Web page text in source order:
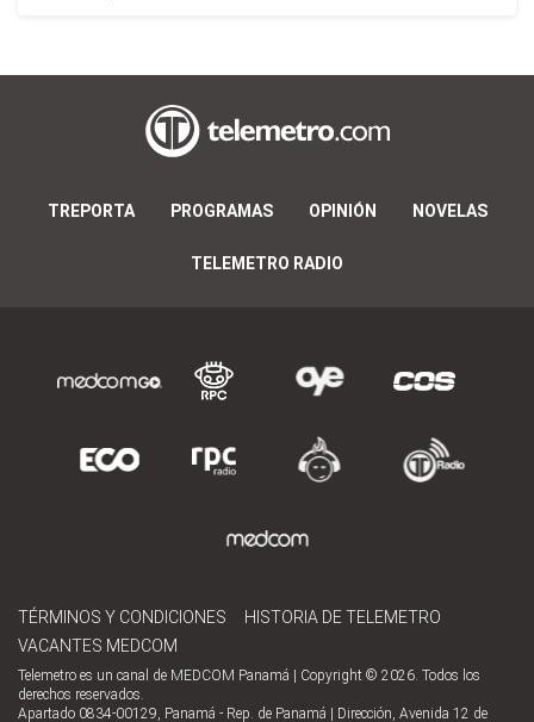
TREPORTA PROGRAMAS OPINIÓN NOVELAS
TELEMETRO RADIO
TÉRMINOS Y CONDICIONES
HISTORIA DE TELEMETRO
VACANTES MEDCOM
Telemetro es un canal de MEDCOM Panamá | Copyright © 2026. Todos los
derechos reservados.
Apartado 0834-00129, Panamá - Rep. de Panamá | Dirección, Avenida 12 de